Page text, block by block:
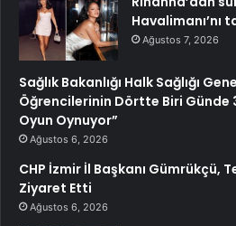
Havalimanı’nı
Ağustos 7, 2026
Sağlık Bakanlığı Halk Sağlığı
Öğrencilerinin Dörtte Biri Günde
Oyun Oynuyor”
Ağustos 6, 2026
CHP İzmir İl Başkanı Gümrükçü,
Ziyaret Etti
Ağustos 6, 2026